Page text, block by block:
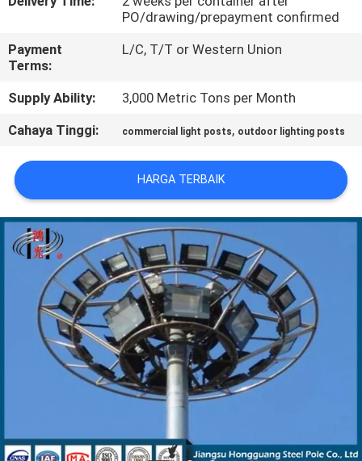
PABRIK
KONTROL
KUALITAS
HUBUNGI
KAMI
BERITA
PERMINTAAN
PENAWARAN
SITEMAP
KEBIJAKAN
PRIBADI
PO/drawing/prepayment confirmed
Payment
Terms:
L/C, T/T or Western Union
Supply Ability:
3,000 Metric Tons per Month
Cahaya Tinggi:
commercial light posts, outdoor lighting posts
HARGA TERBAIK